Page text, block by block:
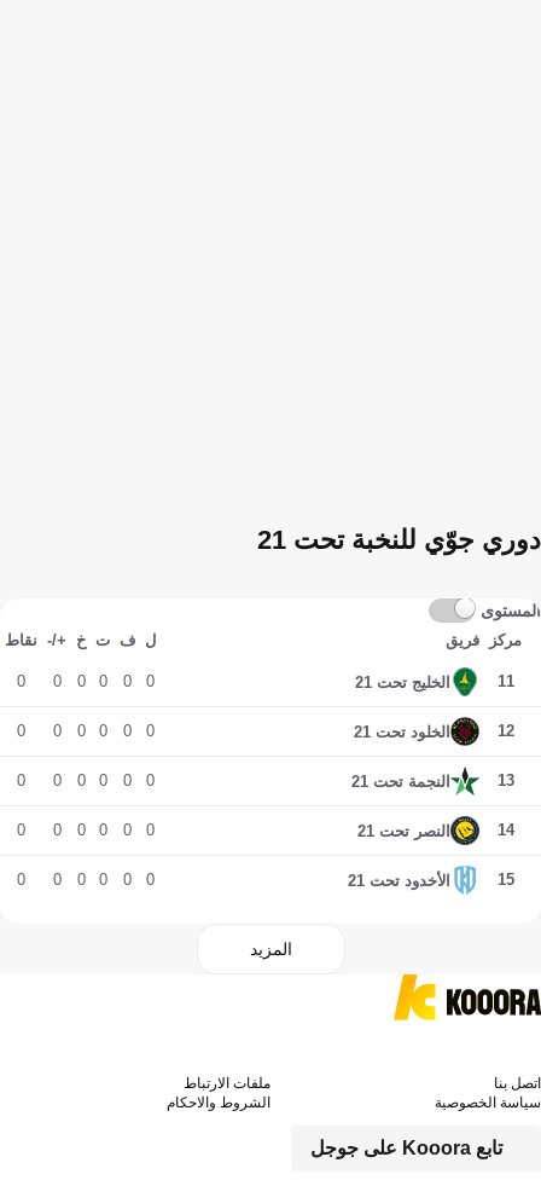
دوري جوّي للنخبة تحت 21
المستوى
مركز فريق ل ف ت خ +/- نقاط
11 الخليج تحت 21 0
0
0
0
0
0
12 الخلود تحت 21 0
0
0
0
0
0
13 النجمة تحت 21 0
0
0
0
0
0
14 النصر تحت 21 0
0
0
0
0
0
15 الأخدود تحت 21 0
0
0
0
0
0
المزيد
تابع Kooora على جوجل
اتصل بنا
ملفات الارتباط
سياسة الخصوصية
الشروط والاحكام